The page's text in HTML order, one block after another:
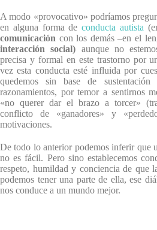
A modo «provocativo» podríamos
en alguna forma deconducta autista
comunicación con los demás –en el
interacción social) aunque no
precisa y formal en este trastorno por
vez esta conducta esté influida por
quedemos sin base de
razonamientos, por temor a sentirnos
«no querer dar el brazo a torcer»
conflicto de «ganadores» y
motivaciones.
De todo lo anterior podemos inferir que
no es fácil. Pero sino establecemos
respeto, humildad y conciencia de que
podemos tener una parte de ella, ese
nos conduce a un mundo mejor.